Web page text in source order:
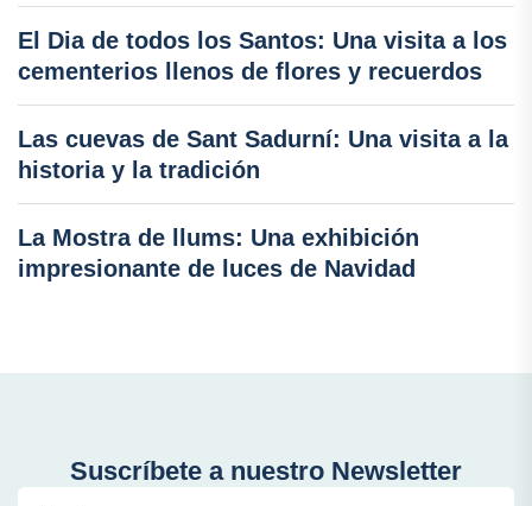
El Dia de todos los Santos: Una visita a los
cementerios llenos de flores y recuerdos
Las cuevas de Sant Sadurní: Una visita a la
historia y la tradición
La Mostra de llums: Una exhibición
impresionante de luces de Navidad
Suscríbete a nuestro Newsletter